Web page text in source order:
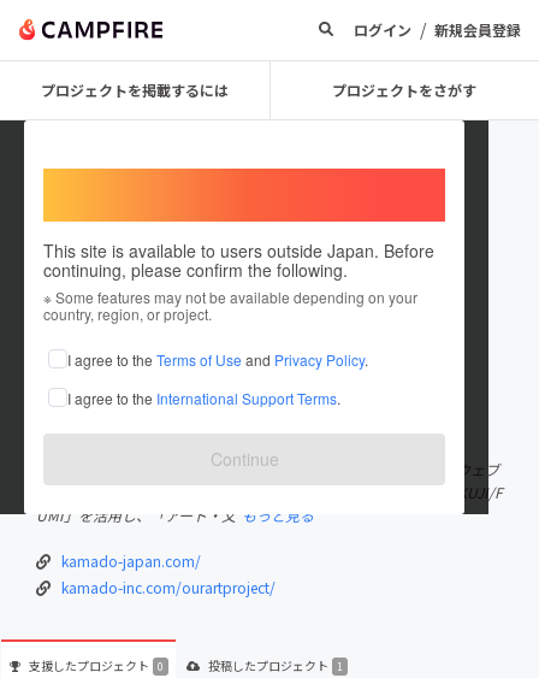
ログイン / 新規会員登録
プロジェクトを掲載するには プロジェクトをさがす
This site is available to users outside Japan. Before
continuing, please confirm the following.
※ Some features may not be available depending on your
country, region, or project.
I agree to the Terms of Use and Privacy Policy.
I agree to the International Support Terms.
Continue
KAMADO_INC
これまでに1件のプロジェクトを投稿しています
在住国：日本 現在地：東京都
出身国：日本 出身地：未設定
KAMADOは「文化と社会の好循環」をつくる事業を行ってます。 ウェブ
マガジンを運営する「KAMADO」と、そのKAMADOのサービス「KUJI/F
UMI」を活用し、「アート・文 もっと見る
kamado-japan.com/
kamado-inc.com/ourartproject/
支援したプロジェクト 0 投稿したプロジェクト 1